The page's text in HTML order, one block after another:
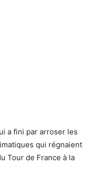
a fini par arroser les
qui régnaient
Tour de France à la